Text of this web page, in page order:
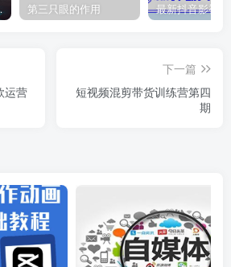
？ 第三只眼的作用
运营
下一篇
短视频混剪带货训练营第四
期